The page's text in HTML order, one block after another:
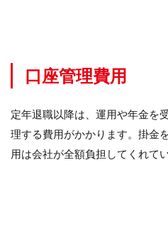
口座管理費用
定年退職以降は、運用や年金を
理する費用がかかります。掛金
用は会社が全額負担してくれてい